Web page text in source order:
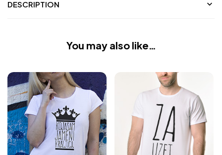
DESCRIPTION
You may also like…